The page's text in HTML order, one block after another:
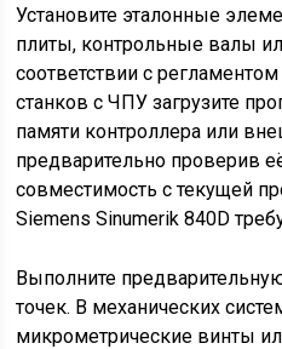
Установите эталонные
плиты, контрольные валы
соответствии с
станков с ЧПУ загрузите
памяти контроллера или
предварительно проверив
совместимость с текущей
Siemens Sinumerik 840D
Выполните
точек. В механических
микрометрические винты